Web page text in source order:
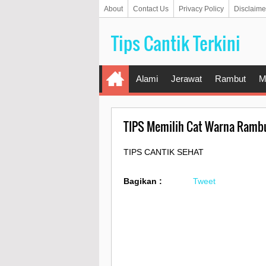
About Contact Us Privacy Policy
Tips Cantik Terkini
Alami Jerawat Rambut
TIPS Memilih Cat Warna
TIPS CANTIK SEHAT
Bagikan : Tweet